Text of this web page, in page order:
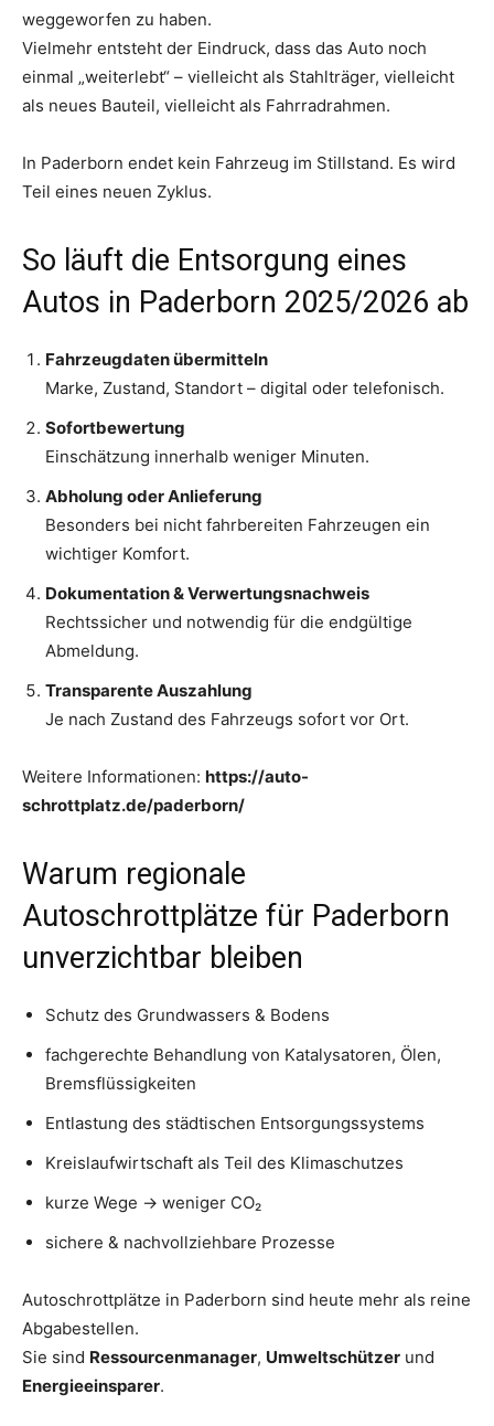
weggeworfen zu haben.
Vielmehr entsteht der Eindruck, dass das Auto noch
einmal „weiterlebt“ – vielleicht als Stahlträger, vielleicht
als neues Bauteil, vielleicht als Fahrradrahmen.
In Paderborn endet kein Fahrzeug im Stillstand. Es wird
Teil eines neuen Zyklus.
So läuft die Entsorgung eines
Autos in Paderborn 2025/2026 ab
Fahrzeugdaten übermitteln
Marke, Zustand, Standort – digital oder telefonisch.
Sofortbewertung
Einschätzung innerhalb weniger Minuten.
Abholung oder Anlieferung
Besonders bei nicht fahrbereiten Fahrzeugen ein
wichtiger Komfort.
Dokumentation & Verwertungsnachweis
Rechtssicher und notwendig für die endgültige
Abmeldung.
Transparente Auszahlung
Je nach Zustand des Fahrzeugs sofort vor Ort.
Weitere Informationen: https://auto-
schrottplatz.de/paderborn/
Warum regionale
Autoschrottplätze für Paderborn
unverzichtbar bleiben
Schutz des Grundwassers & Bodens
fachgerechte Behandlung von Katalysatoren, Ölen,
Bremsflüssigkeiten
Entlastung des städtischen Entsorgungssystems
Kreislaufwirtschaft als Teil des Klimaschutzes
kurze Wege → weniger CO₂
sichere & nachvollziehbare Prozesse
Autoschrottplätze in Paderborn sind heute mehr als reine
Abgabestellen.
Sie sind Ressourcenmanager, Umweltschützer und
Energieeinsparer.